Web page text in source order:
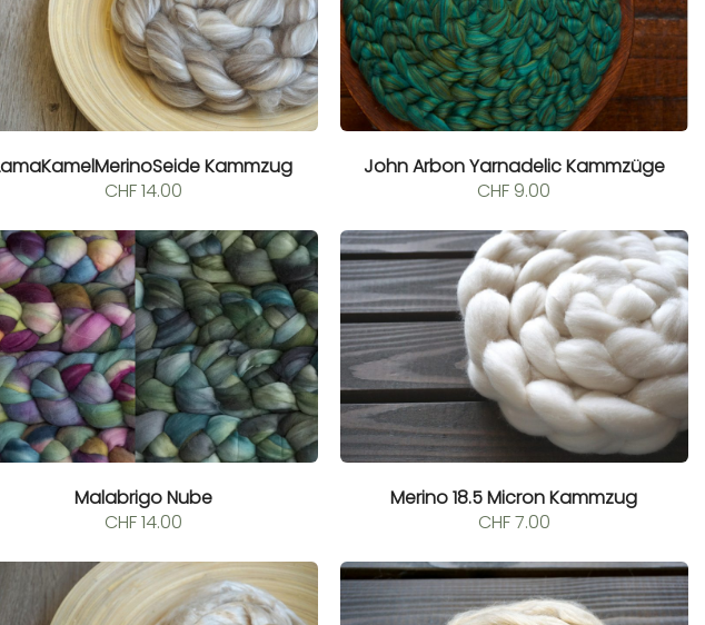
John Arbon Yarnadelic Kammzüge
CHF 9.00
Kammzug
CHF14.00
Malabrigo Nube
CHF14.00
Merino 18.5 Micron Kammzug
CHF7.00